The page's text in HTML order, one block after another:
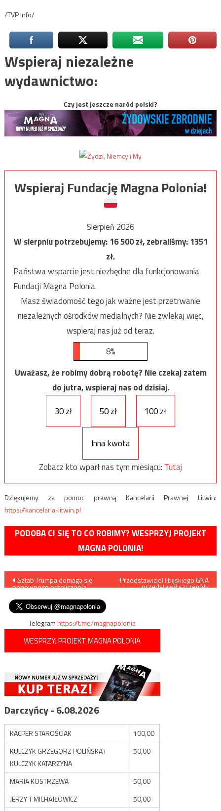
/TVP Info/
Wspieraj niezależne
wydawnictwo:
Czy jest jeszcze naród polski?
Wspieraj Fundację Magna Polonia!
Sierpień 2026
W sierpniu potrzebujemy:16 500zł, zebraliśmy:1351
zł.
Państwa wsparcie jest niezbędne dla funkcjonowania
Fundacji Magna Polonia.
Masz świadomość tego jak ważne jest przetrwanie
niezależnych ośrodków medialnych? Nie zwlekaj więc,
wspieraj nas już od teraz.
8%
Uważasz, że robimy dobrą robotę? Nie czekaj zatem
do jutra, wspieraj nas od dzisiaj.
30 zł
50 zł 100 zł
Inna kwota
Zobacz kto wparł nas tym miesiącu: Tutaj
Dziękujemy za pomoc prawną Kancelarii Prawnej Litwin:
https://kancelaria-litwin.pl
PODOBA CI SIĘ TO CO ROBIMY? WESPRZYJ PROJEKT
MAGNA POLONIA!
Nawigacja
wpisu
Sztab Trumpa domaga się
ponownego przeliczenia
Przedstawiciel libijskiego GNA
przedstawił szczegóły
Telegramhttps://t.me/magnapolonia
WESPRZYJ PROJEKT MAGNA POLONIA
Darczyńcy - 6.08.2026
KACPER STAROŚCIAK
100,00
KULCZYK GRZEGORZ POLIŃSKA i
KULCZYK KATARZYNA
50,00
MARIA KOSTRZEWA
50,00
JERZY T MICHAJŁOWICZ
50,00